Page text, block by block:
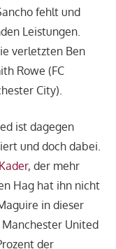
fehlt und
Leistungen.
verletzten Ben
Rowe (FC
City).
ist dagegen
und doch dabei.
Kader, der mehr
Hag hat ihn nicht
in dieser
United
der